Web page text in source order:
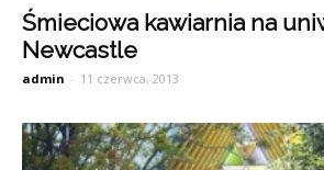
Śmieciowa kawiarnia na
Newcastle
admin - 11 czerwca, 2013